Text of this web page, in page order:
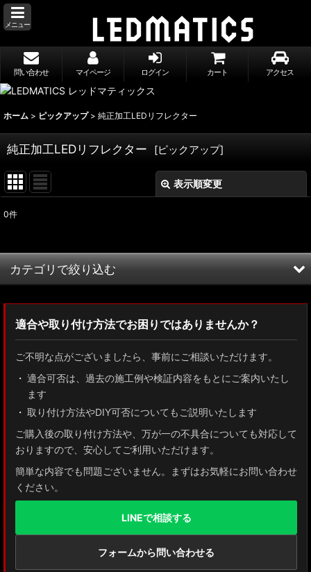
メニュー
問い合わせ マイページ ログイン カート アクセス
ホーム > ピックアップ > 純正加工LEDリフレクター
純正加工LEDリフレクター [ピックアップ]
表示順変更
表示数:
並び順:
絞り込む
0件
カテゴリで絞り込む
トヨタ
ホンダ
スズキ
ダイハツ
ミツビシ
適合や取り付け方法でお困りではありませんか？
ご不明な点がございましたら、事前にご相談いただけます。
適合可否は、過去の施工例や検証内容をもとにご案内いたし
ます
取り付け方法やDIY可否についてもご説明いたします
ご購入後の取り付け方法や、万が一の不具合についても対応して
おりますので、安心してご利用いただけます。
簡単な内容でも問題ございません。まずはお気軽にお問い合わせ
ください。
LINEで相談する
フォームから問い合わせる